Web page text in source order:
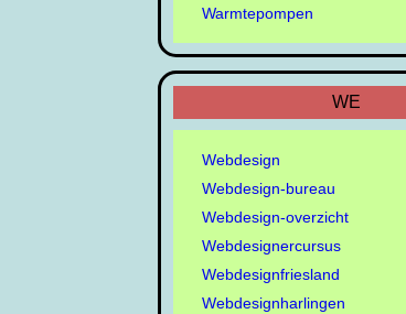
Warmtepompen
WE
Webdesign
Webdesign-bureau
Webdesign-overzicht
Webdesignercursus
Webdesignfriesland
Webdesignharlingen